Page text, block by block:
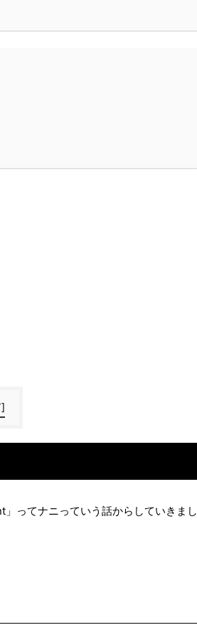
]
ってナニっていう話からしていきまし